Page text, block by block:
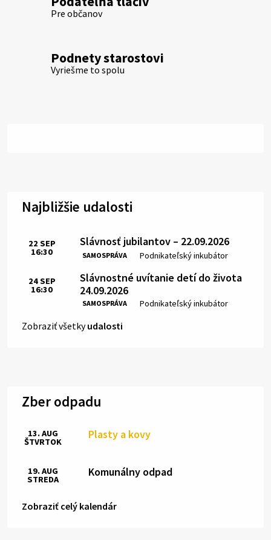
Pre občanov
Podnety starostovi
Vyriešme to spolu
Najbližšie udalosti
Slávnosť jubilantov – 22.09.2026
SAMOSPRÁVA Miesto:
Podnikateľský inkubátor
Čas:
22 SEP
16:30
Slávnostné uvítanie detí do života
24.09.2026
SAMOSPRÁVA Miesto:
Podnikateľský inkubátor
Čas:
24SEP
16:30
Zobraziť všetkyudalosti
Zber odpadu
Plasty a kovy
13. AUG
ŠTVRTOK
Komunálny odpad
19. AUG
STREDA
Zobraziť celý kalendár